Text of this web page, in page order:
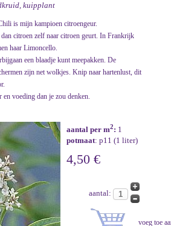
kuipplant
is mijn kampioen citroengeur.
citroen zelf naar citroen geurt. In Frankrijk
haar Limoncello.
een blaadje kunt meepakken. De
zijn net wolkjes. Knip naar hartenlust, dit
en voeding dan je zou denken.
aantal per m2: 1
potmaat: p11 (1 liter)
4,50 €
aantal: